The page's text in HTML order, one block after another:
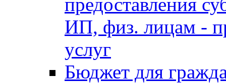
ИП, физ. лицам -
услуг
Бюджет для